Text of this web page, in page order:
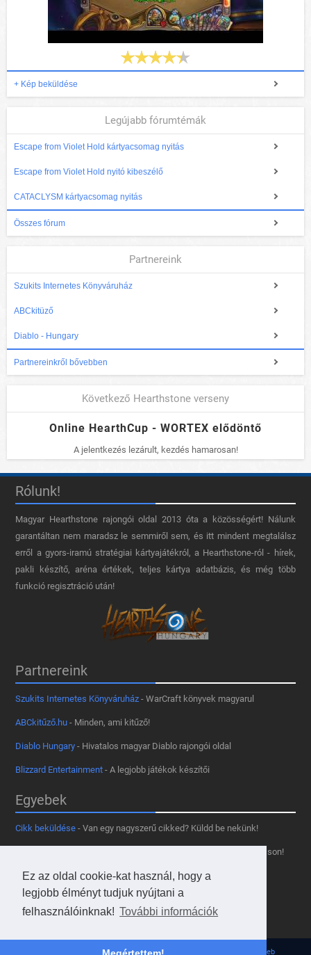
Ez az oldal cookie-kat használ, hogy a
legjobb élményt tudjuk nyújtani a
felhasználóinknak! További információk
+ Kép beküldése
Legújabb fórumtémák
Escape from Violet Hold kártyacsomag nyitás
Escape from Violet Hold nyitó kibeszélő
CATACLYSM kártyacsomag nyitás
Összes fórum
Partnereink
Szukits Internetes Könyváruház
ABCkitüző
Diablo - Hungary
Partnereinkről bővebben
Következő Hearthstone verseny
Online HearthCup - WORTEX elődöntő
A jelentkezés lezárult, kezdés hamarosan!
Rólunk!
Magyar Hearthstone​ rajongói oldal 2013 óta a közösségért! Nálunk
garantáltan nem maradsz le semmiről sem, és itt mindent megtalálsz
erről a gyors-iramú stratégiai kártyajátékról, a Hearthstone-ról - hírek,
pakli készítő, aréna értékek, teljes kártya adatbázis, és még több
funkció regisztráció után!
Partnereink
Szukits Internetes Könyváruház - WarCraft könyvek magyarul
ABCkitűző.hu - Minden, ami kitűző!
Diablo Hungary - Hivatalos magyar Diablo rajongói oldal
Blizzard Entertainment - A legjobb játékok készítői
Egyebek
Cikk beküldése - Van egy nagyszerű cikked? Küldd be nekünk!
- Tetszik az oldal? Segíts, hogy fennmaradhasson!
Kapcsolat, médiaajánlat- Lépj velünk kapcsolatba!
Használd a tooltipünket- A saját oldaladon is!
© 2013 - 2026 Hearthstone Hungary v31.3.0. - Borovi Bence | Powered by JsWeb